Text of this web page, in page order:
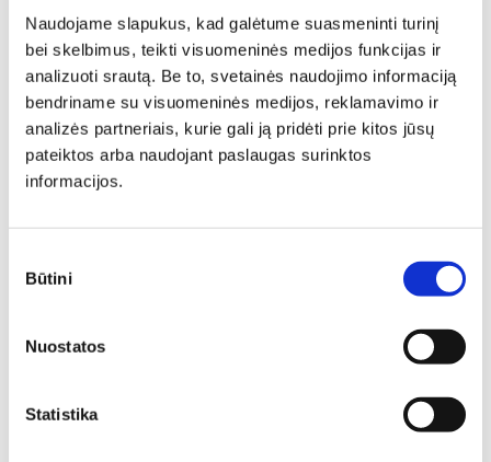
Naudojame slapukus, kad galėtume suasmeninti turinį
bei skelbimus, teikti visuomeninės medijos funkcijas ir
analizuoti srautą. Be to, svetainės naudojimo informaciją
bendriname su visuomeninės medijos, reklamavimo ir
analizės partneriais, kurie gali ją pridėti prie kitos jūsų
pateiktos arba naudojant paslaugas surinktos
informacijos.
pasirinkimas
Būtini
Nuostatos
Statistika
Spinta ARTIS 01
Ilgis: 92 cm, Gylis: 55 cm,
Aukštis: 200 cm
346,00 € 294,10 €
N